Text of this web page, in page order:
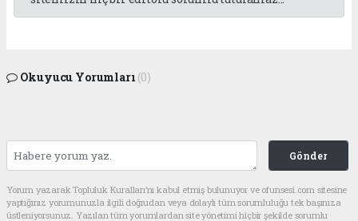
Okuyucu Yorumları (0)
Gönder
Yorum yazarak Topluluk Kuralları’nı kabul etmiş bulunuyor ve ofunsesi.com sitesine
yaptığınız yorumunuzla ilgili doğrudan veya dolaylı tüm sorumluluğu tek başınıza
üstleniyorsunuz. Yazılan tüm yorumlardan site yönetimi hiçbir şekilde sorumlu